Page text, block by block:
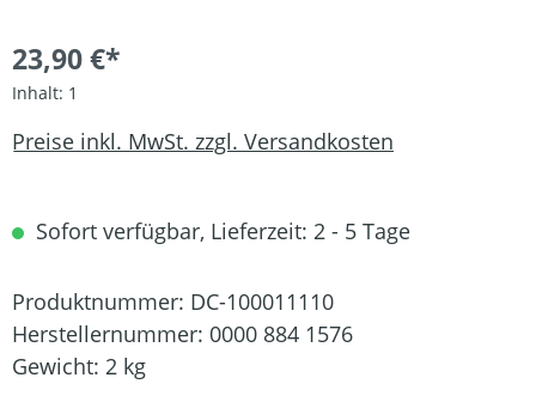
23,90 €*
Inhalt: 1
Preise inkl. MwSt. zzgl. Versandkosten
Sofort verfügbar, Lieferzeit: 2 - 5 Tage
Produktnummer: DC-100011110
Herstellernummer: 0000 884 1576
Gewicht: 2 kg